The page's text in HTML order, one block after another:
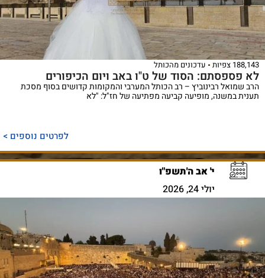
188,143 צפיות עדכונים מהכותל
לא פספסתם: הסוד של ט"ו באב ויום הכיפורים
הרב שמואל רבינוביץ – רב הכותל המערבי והמקומות קדושים בסוף מסכת
תענית במשנה, מופיעה קביעה מפתיעה של חז"ל: "לא
לפרטים נוספים >
י' אב ה'תשפ"ו
יולי 24, 2026